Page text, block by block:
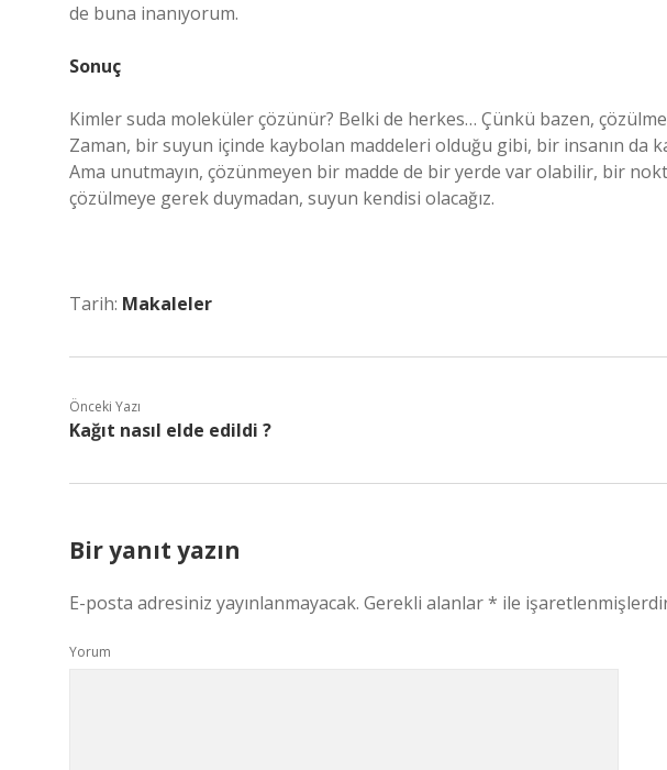
de buna inanıyorum.
Sonuç
Kimler suda moleküler çözünür? Belki de herkes… Çünkü bazen,
Zaman, bir suyun içinde kaybolan maddeleri olduğu gibi, bir insanın da
Ama unutmayın, çözünmeyen bir madde de bir yerde var olabilir, bir
çözülmeye gerek duymadan, suyun kendisi olacağız.
Tarih: Makaleler
Önceki Yazı
Kağıt nasıl elde edildi ?
Bir yanıt yazın
E-posta adresiniz yayınlanmayacak. Gerekli alanlar* ile
Yorum